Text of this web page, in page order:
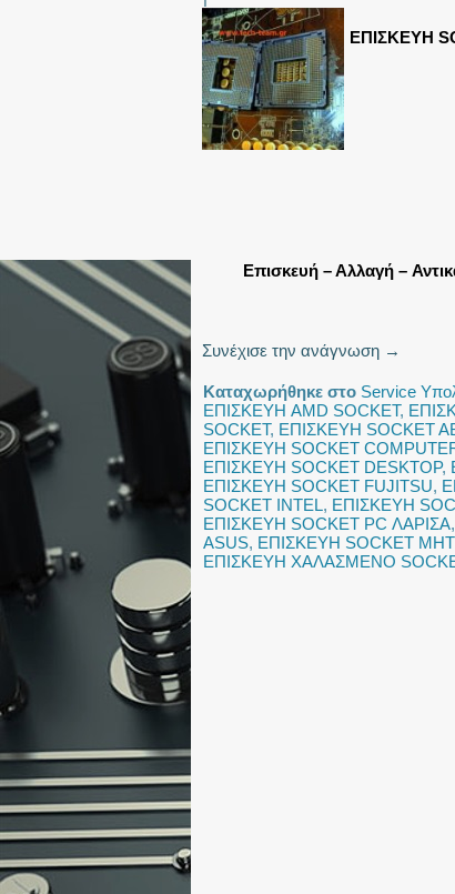
ΕΠΙΣΚΕΥΗ
Επισκευή – Αλλαγή –
Συνέχισε την ανάγνωση →
Καταχωρήθηκε στο Service
ΕΠΙΣΚΕΥΗ AMD SOCKET,
SOCKET, ΕΠΙΣΚΕΥΗ SOCKET
ΕΠΙΣΚΕΥΗ SOCKET
ΕΠΙΣΚΕΥΗ SOCKET DESKTOP,
ΕΠΙΣΚΕΥΗ SOCKET FUJITSU,
SOCKET INTEL, ΕΠΙΣΚΕΥΗ
ΕΠΙΣΚΕΥΗ SOCKET PC ΛΑΡΙΣΑ,
ASUS, ΕΠΙΣΚΕΥΗ SOCKET
ΕΠΙΣΚΕΥΗ ΧΑΛΑΣΜΕΝΟ